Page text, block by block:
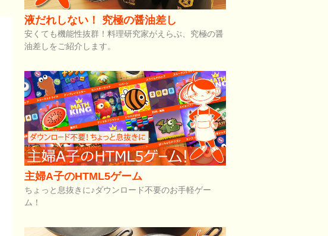
液だれしない！ 究極の醤油差し
安くても機能性抜群！料理研究家がえらぶ、究極の醤
油差しをご紹介します。
主婦A子のHTML5ゲーム
ちょっと息抜きに♪ダウンロード不要のお手軽ゲー
ム！